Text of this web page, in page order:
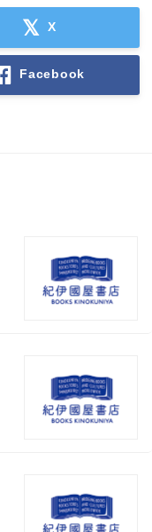
X
Facebook